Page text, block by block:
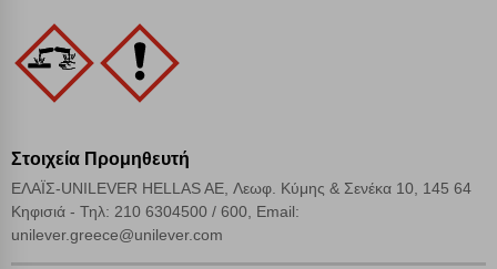
Στοιχεία Προμηθευτή
ΕΛΑΪΣ-UNILEVER HELLAS AE, Λεωφ. Κύμης & Σενέκα 10, 145 64
Κηφισιά - Τηλ: 210 6304500 / 600, Email:
unilever.greece@unilever.com